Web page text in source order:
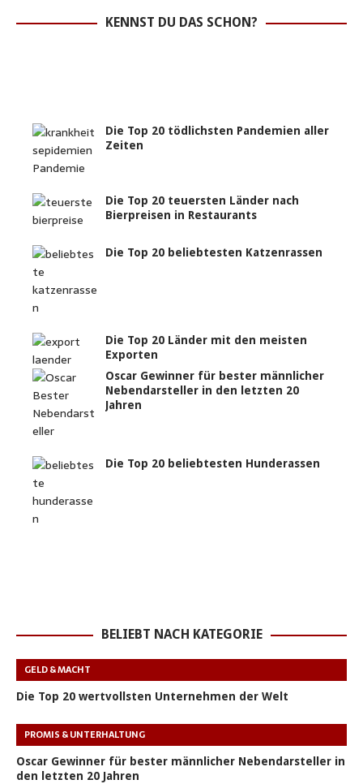
KENNST DU DAS SCHON?
Die Top 20 tödlichsten Pandemien aller
Zeiten
Die Top 20 teuersten Länder nach
Bierpreisen in Restaurants
Die Top 20 beliebtesten Katzenrassen
Die Top 20 Länder mit den meisten
Exporten
Oscar Gewinner für bester männlicher
Nebendarsteller in den letzten 20
Jahren
Die Top 20 beliebtesten Hunderassen
BELIEBT NACH KATEGORIE
GELD & MACHT
Die Top 20 wertvollsten Unternehmen der Welt
PROMIS & UNTERHALTUNG
Oscar Gewinner für bester männlicher Nebendarsteller in
den letzten 20 Jahren